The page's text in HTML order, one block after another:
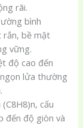
rãi.
bình
rắn, bề mặt
vững.
độ cao đến
lửa thường
cấu
đến độ giòn và